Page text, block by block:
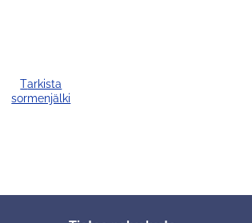
Tarkista
sormenjälki